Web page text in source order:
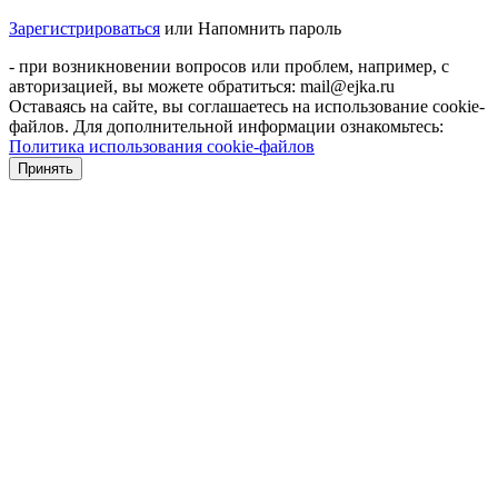
Зарегистрироваться или Напомнить пароль
- при возникновении вопросов или проблем, например, с
авторизацией, вы можете обратиться: mail@ejka.ru
Оставаясь на сайте, вы соглашаетесь на использование cookie-
файлов. Для дополнительной информации ознакомьтесь:
Политика использования cookie-файлов
Принять